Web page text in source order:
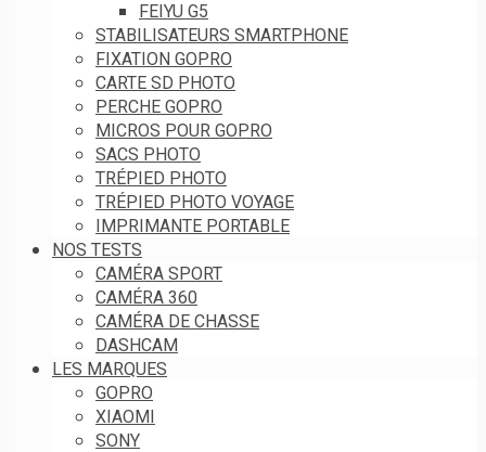
FEIYU G5
STABILISATEURS SMARTPHONE
FIXATION GOPRO
CARTE SD PHOTO
PERCHE GOPRO
MICROS POUR GOPRO
SACS PHOTO
TRÉPIED PHOTO
TRÉPIED PHOTO VOYAGE
IMPRIMANTE PORTABLE
NOS TESTS
CAMÉRA SPORT
CAMÉRA 360
CAMÉRA DE CHASSE
DASHCAM
LES MARQUES
GOPRO
XIAOMI
SONY